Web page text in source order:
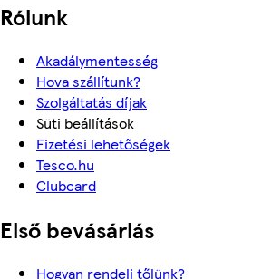
Rólunk
Akadálymentesség
Hova szállítunk?
Szolgáltatás díjak
Süti beállítások
Fizetési lehetőségek
Tesco.hu
Clubcard
Első bevásárlás
Hogyan rendelj tőlünk?